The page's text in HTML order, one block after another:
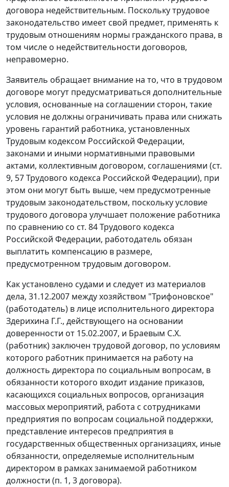
договора недействительным. Поскольку трудовое
законодательство имеет свой предмет, применять к
трудовым отношениям нормы гражданского права, в
том числе о недействительности договоров,
неправомерно.
Заявитель обращает внимание на то, что в трудовом
договоре могут предусматриваться дополнительные
условия, основанные на соглашении сторон, такие
условия не должны ограничивать права или снижать
уровень гарантий работника, установленных
Трудовым кодексом Российской Федерации,
законами и иными нормативными правовыми
актами, коллективным договором, соглашениями (ст.
9, 57 Трудового кодекса Российской Федерации), при
этом они могут быть выше, чем предусмотренные
трудовым законодательством, поскольку условие
трудового договора улучшает положение работника
по сравнению со ст. 84 Трудового кодекса
Российской Федерации, работодатель обязан
выплатить компенсацию в размере,
предусмотренном трудовым договором.
Как установлено судами и следует из материалов
дела, 31.12.2007 между хозяйством "Трифоновское"
(работодатель) в лице исполнительного директора
Здерихина Г.Г., действующего на основании
доверенности от 15.02.2007, и Браевым С.Х.
(работник) заключен трудовой договор, по условиям
которого работник принимается на работу на
должность директора по социальным вопросам, в
обязанности которого входит издание приказов,
касающихся социальных вопросов, организация
массовых мероприятий, работа с сотрудниками
предприятия по вопросам социальной поддержки,
представление интересов предприятия в
государственных общественных организациях, иные
обязанности, определяемые исполнительным
директором в рамках занимаемой работником
должности (п. 1, 3 договора).